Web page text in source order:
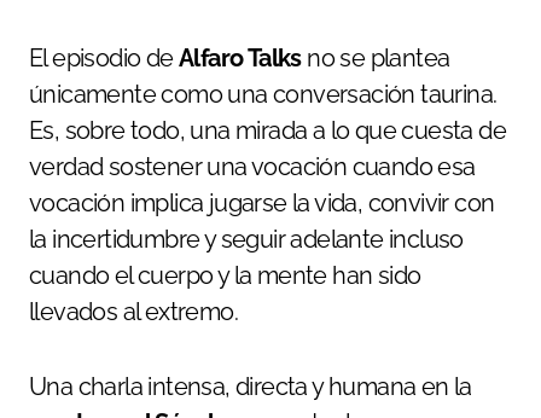
El episodio deAlfaro Talksno se plantea
únicamente como una conversación taurina.
Es, sobre todo, una mirada a lo que cuesta de
verdad sostener una vocación cuando esa
vocación implica jugarse la vida, convivir con
la incertidumbre y seguir adelante incluso
cuando el cuerpo y la mente han sido
llevados al extremo.
Una charla intensa, directa y humana en la